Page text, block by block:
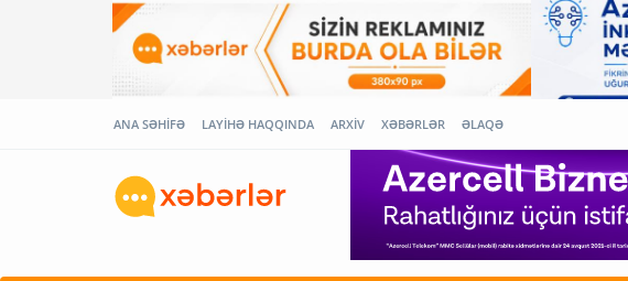
ANA SƏHİFƏ LAYİHƏ HAQQINDA ARXİV XƏBƏRLƏR ƏLAQƏ